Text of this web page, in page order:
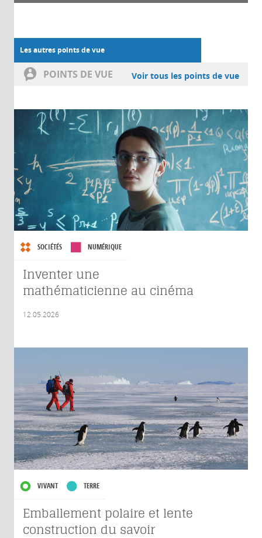
Les autres points de vue
POINTS DE VUE Voir tous les points de vue
SOCIÉTÉS NUMÉRIQUE
Inventer une
mathématicienne au cinéma
12.05.2026
VIVANT TERRE
Emballement polaire et lente
construction du savoir